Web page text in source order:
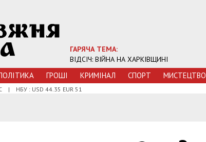
ГАРЯЧА ТЕМА:
ВІДСІЧ: ВІЙНА НА ХАРКІВЩИНІ
ГРОШI КРИМIНАЛ СПОРТ МИСТЕЦТВО
| НБУ : USD 44.35 EUR 51